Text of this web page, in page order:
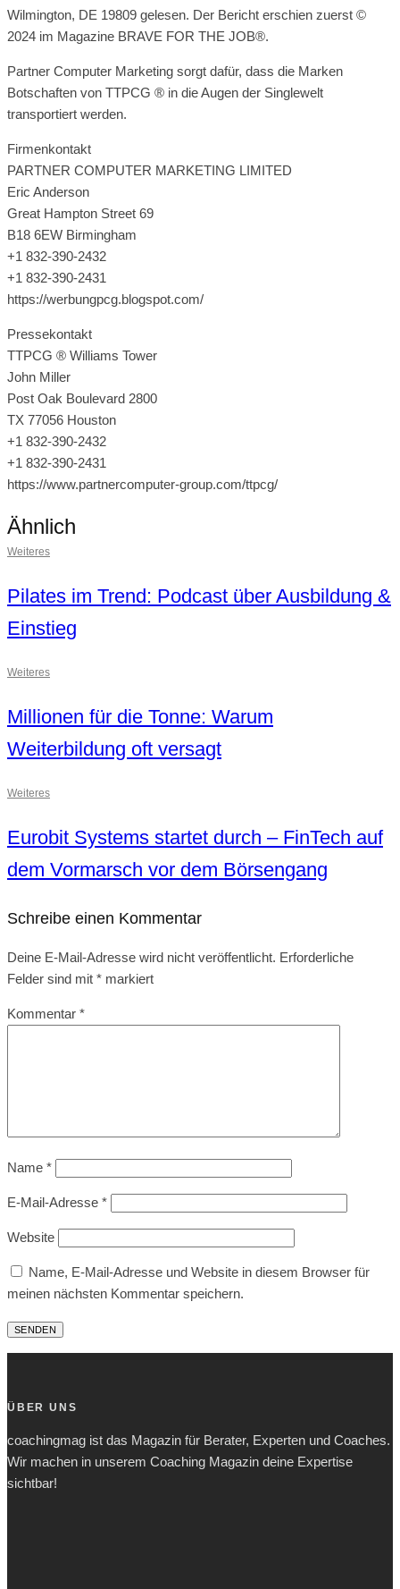
Wilmington, DE 19809 gelesen. Der Bericht erschien zuerst ©
2024 im Magazine BRAVE FOR THE JOB®.
Partner Computer Marketing sorgt dafür, dass die Marken
Botschaften von TTPCG ® in die Augen der Singlewelt
transportiert werden.
Firmenkontakt
PARTNER COMPUTER MARKETING LIMITED
Eric Anderson
Great Hampton Street 69
B18 6EW Birmingham
+1 832-390-2432
+1 832-390-2431
https://werbungpcg.blogspot.com/
Pressekontakt
TTPCG ® Williams Tower
John Miller
Post Oak Boulevard 2800
TX 77056 Houston
+1 832-390-2432
+1 832-390-2431
https://www.partnercomputer-group.com/ttpcg/
Ähnlich
Weiteres
Pilates im Trend: Podcast über Ausbildung &
Einstieg
Weiteres
Millionen für die Tonne: Warum
Weiterbildung oft versagt
Weiteres
Eurobit Systems startet durch – FinTech auf
dem Vormarsch vor dem Börsengang
Schreibe einen Kommentar
Deine E-Mail-Adresse wird nicht veröffentlicht. Erforderliche
Felder sind mit * markiert
Kommentar *
Name *
E-Mail-Adresse *
Website
Name, E-Mail-Adresse und Website in diesem Browser für
meinen nächsten Kommentar speichern.
ÜBER UNS
coachingmag ist das Magazin für Berater, Experten und Coaches.
Wir machen in unserem Coaching Magazin deine Expertise
sichtbar!